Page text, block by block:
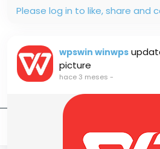
Please log in to like, share and
wpswin winwps
picture
hace 3 meses -